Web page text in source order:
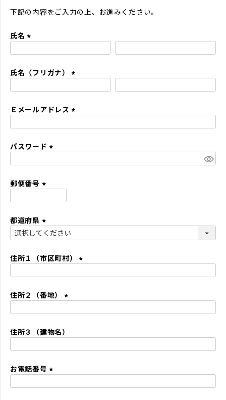
下記の内容をご入力の上、お進みください。
氏名
須
氏名（フリガナ）
須
Ｅメールアドレス
パスワード
郵便番号
須
)
都道府県
(
須
住所１（市区町村）
住所２（番地）
須
住所３（建物名）
お電話番号